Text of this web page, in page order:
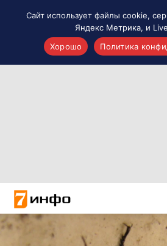
Новости России
Политика
Новости мира
Все материалы 7инфо
Сайт использует файлы cookie,
Яндекс Метрика, и
Хорошо
Политика